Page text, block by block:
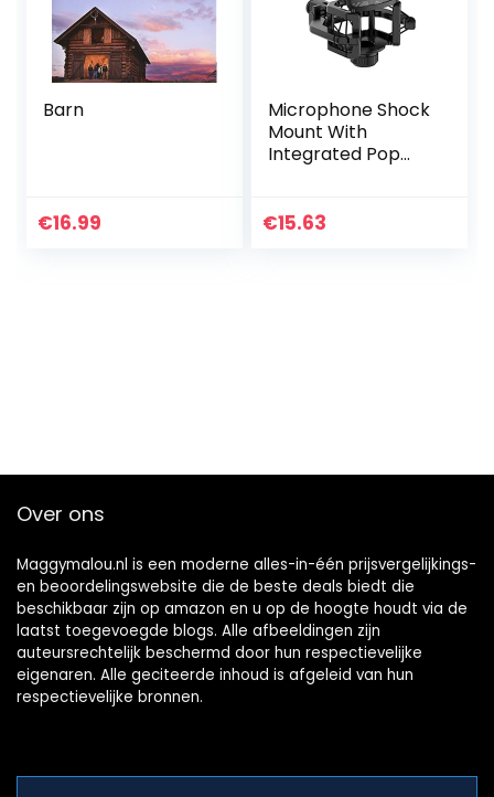
Barn
€16.99
Microphone Shock
Mount With
Integrated Pop
Pop Filter For 21-
€15.63
Over ons
Maggymalou.nl is een moderne alles-in-één prijsvergelijkings-
en beoordelingswebsite die de beste deals biedt die
beschikbaar zijn op amazon en u op de hoogte houdt via de
laatst toegevoegde blogs. Alle afbeeldingen zijn
auteursrechtelijk beschermd door hun respectievelijke
eigenaren. Alle geciteerde inhoud is afgeleid van hun
respectievelijke bronnen.